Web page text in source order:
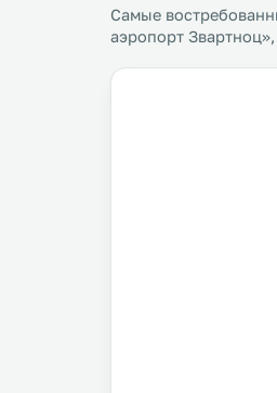
Самые
аэропорт